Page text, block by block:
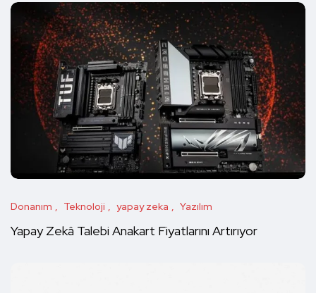
Donanım Teknoloji yapay zeka Yazılım
Yapay Zekâ Talebi Anakart Fiyatlarını Artırıyor